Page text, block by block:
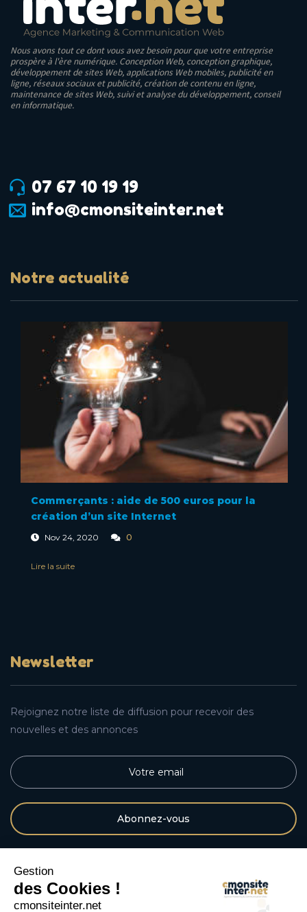
Nous avons tout ce dont vous avez besoin pour que votre entreprise
prospère à l'ère numérique. Conception Web, conception graphique,
développement de sites Web, applications Web mobiles, publicité en
ligne, réseaux sociaux et publicité, création de contenu en ligne,
maintenance de sites Web, suivi et analyse du développement, conseil
en informatique.
07 67 10 19 19
info@cmonsiteinter.net
Notre actualité
Commerçants : aide de 500 euros pour la
création d’un site Internet
Nov 24, 2020 0
Lire la suite
Newsletter
Rejoignez notre liste de diffusion pour recevoir des
nouvelles et des annonces
E
m
i
Suivez nous
Gestion
des Cookies !
cmonsiteinter.net